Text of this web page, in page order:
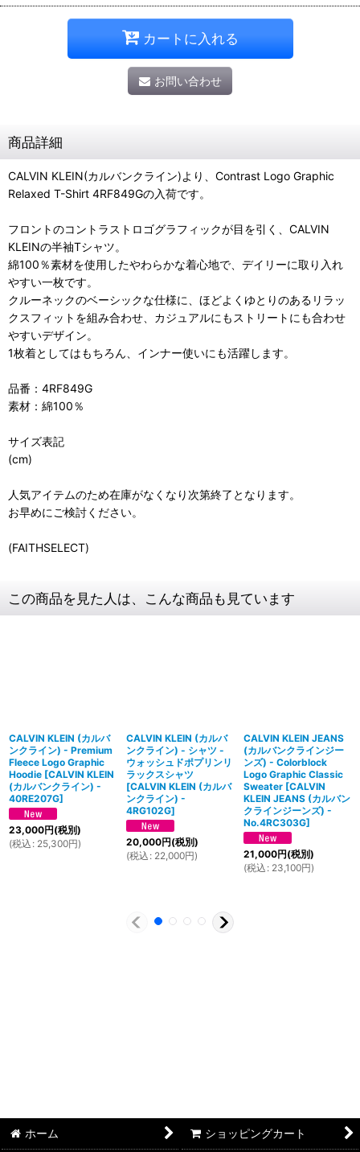
カートに入れる
お問い合わせ
商品詳細
CALVIN KLEIN(カルバンクライン)より、Contrast Logo Graphic
Relaxed T-Shirt 4RF849Gの入荷です。
フロントのコントラストロゴグラフィックが目を引く、CALVIN
KLEINの半袖Tシャツ。
綿100％素材を使用したやわらかな着心地で、デイリーに取り入れ
やすい一枚です。
クルーネックのベーシックな仕様に、ほどよくゆとりのあるリラッ
クスフィットを組み合わせ、カジュアルにもストリートにも合わせ
やすいデザイン。
1枚着としてはもちろん、インナー使いにも活躍します。
品番：4RF849G
素材：綿100％
サイズ表記
(cm)
人気アイテムのため在庫がなくなり次第終了となります。
お早めにご検討ください。
(FAITHSELECT)
この商品を見た人は、こんな商品も見ています
CALVIN KLEIN (カルバ
ンクライン) - Premium
Fleece Logo Graphic
Hoodie [CALVIN KLEIN
(カルバンクライン) -
40RE207G]
23,000円(税別)
(税込 : 25,300円)
CALVIN KLEIN (カルバ
ンクライン) - シャツ -
ウォッシュドポプリンリ
ラックスシャツ
[CALVIN KLEIN (カルバ
ンクライン) -
4RG102G]
20,000円(税別)
(税込 : 22,000円)
CALVIN KLEIN JEANS
(カルバンクラインジー
ンズ) - Colorblock
Logo Graphic Classic
Sweater [CALVIN
KLEIN JEANS (カルバン
クラインジーンズ) -
No.4RC303G]
21,000円(税別)
(税込 : 23,100円)
ホーム ショッピングカート